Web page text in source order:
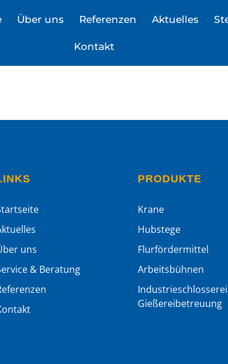
Über uns Referenzen Aktuelles
Kontakt
uns
& Beratung
PRODUKTE
Krane
Hubstege
Flurfördermittel
Arbeitsbühnen
Gießereibetreuung